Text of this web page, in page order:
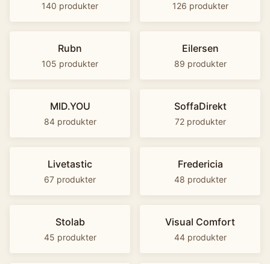
140 produkter 126 produkter
Rubn
105 produkter
Eilersen
89 produkter
MID.YOU
84 produkter
SoffaDirekt
72 produkter
Livetastic
67 produkter
Fredericia
48 produkter
Stolab
45 produkter
Visual Comfort
44 produkter